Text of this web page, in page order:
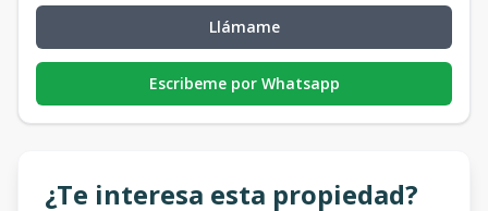
Llámame
Escribeme por Whatsapp
¿Te interesa esta propiedad?